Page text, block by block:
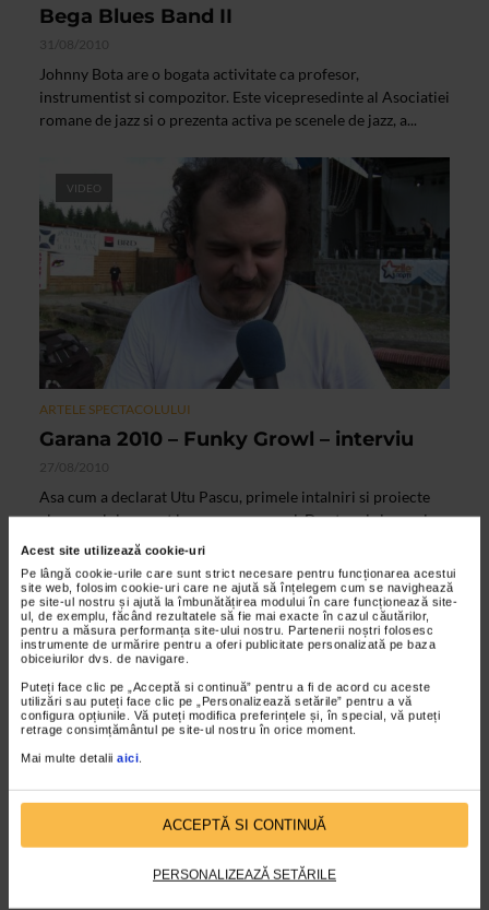
Acest site utilizează cookie-uri
Pe lângă cookie-urile care sunt strict necesare pentru funcționarea acestui
site web, folosim cookie-uri care ne ajută să înțelegem cum se navighează
pe site-ul nostru și ajută la îmbunătățirea modului în care funcționează site-
ul, de exemplu, făcând rezultatele să fie mai exacte în cazul căutărilor,
pentru a măsura performanța site-ului nostru. Partenerii noștri folosesc
instrumente de urmărire pentru a oferi publicitate personalizată pe baza
obiceiurilor dvs. de navigare.
Puteți face clic pe „Acceptă si continuă” pentru a fi de acord cu aceste
utilizări sau puteți face clic pe „Personalizează setările” pentru a vă
configura opțiunile. Vă puteți modifica preferințele și, în special, vă puteți
retrage consimțământul pe site-ul nostru în orice moment.
Mai multe detalii aici
ACCEPTĂ SI CONTINUĂ
PERSONALIZEAZĂ SETĂRILE
Bega Blues Band II
31/08/2010
Johnny Bota are o bogata activitate ca profesor,
instrumentist si compozitor. Este vicepresedinte al Asociatiei
romane de jazz si o prezenta activa pe scenele de jazz, a...
VIDEO
ARTELE SPECTACOLULUI
Garana 2010 – Funky Growl – interviu
27/08/2010
Asa cum a declarat Utu Pascu, primele intalniri si proiecte
ale grupului au avut loc acum noua ani. De atunci si pana in
primavara lui 2009, cand au fost puse bazele...
VIDEO
ARTELE SPECTACOLULUI
Garana 2010 – Funky Growl I